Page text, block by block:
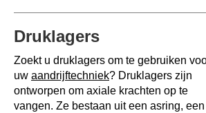
Druklagers
Zoekt u druklagers om te gebruiken
uw aandrijftechniek? Druklagers zijn
ontworpen om axiale krachten op te
vangen. Ze bestaan uit een asring, een